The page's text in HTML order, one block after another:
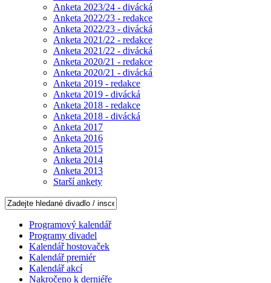
Anketa 2023/24 - divácká
Anketa 2022/23 - redakce
Anketa 2022/23 - divácká
Anketa 2021/22 - redakce
Anketa 2021/22 - divácká
Anketa 2020/21 - redakce
Anketa 2020/21 - divácká
Anketa 2019 - redakce
Anketa 2019 - divácká
Anketa 2018 - redakce
Anketa 2018 - divácká
Anketa 2017
Anketa 2016
Anketa 2015
Anketa 2014
Anketa 2013
Starší ankety
Programový kalendář
Programy divadel
Kalendář hostovaček
Kalendář premiér
Kalendář akcí
Nakročeno k derniéře